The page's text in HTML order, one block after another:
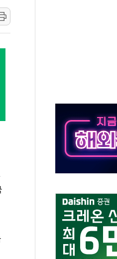
·아이온큐·도어대시↑ VS 샌디스
급 반대…상법·자본시장법 개정 논의"
차익실현 속 혼조세...웨스턴디지
사에 긴급 안보 점검회의
호르무즈 재개방 기대에 강세
호조까지, 상승...호실적 보고 기업 상
간인 '사파리' 공격… 시민들 공포감
임시 주총 기대감에 홀로 상한가…마
레버리지 위험수위…숨은 차입이 더
상…대응 1단계 진압 중